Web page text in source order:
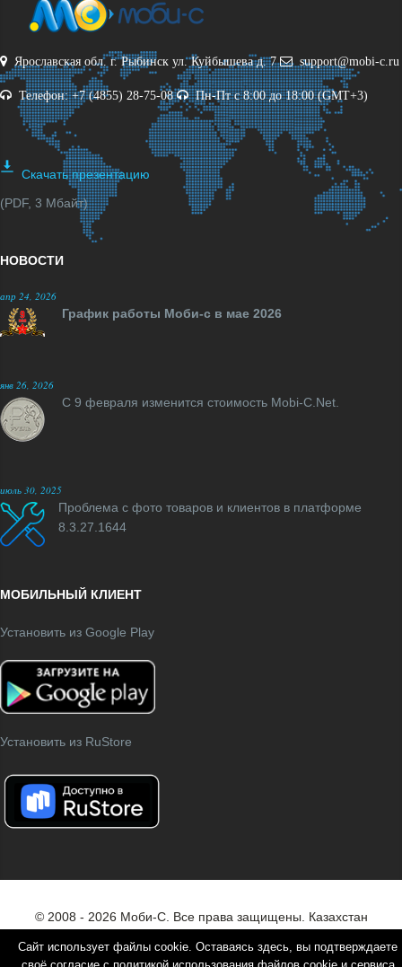
Ярославская обл. г. Рыбинск ул. Куйбышева д. 7 support@mobi-c.ru
Телефон: +7 (4855) 28-75-08 Пн-Пт с 8:00 до 18:00 (GMT+3)
Скачать презентацию
(PDF, 3 Мбайт)
НОВОСТИ
апр 24, 2026
График работы Моби-с в мае 2026
янв 26, 2026
С 9 февраля изменится стоимость Mobi-C.Net.
июль 30, 2025
Проблема с фото товаров и клиентов в платформе
8.3.27.1644
МОБИЛЬНЫЙ КЛИЕНТ
Установить из Google Play
Установить из RuStore
© 2008 - 2026 Моби-С. Все права защищены. Казахстан
Сайт использует файлы cookie. Оставаясь здесь, вы подтверждаете